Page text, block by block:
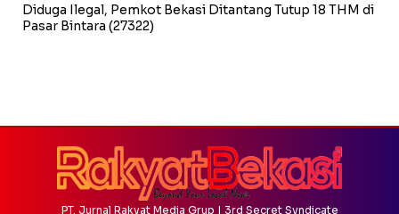
Diduga Ilegal, Pemkot Bekasi Ditantang Tutup 18 THM di
Pasar Bintara (27322)
PT. Jurnal Rakyat Media Grup | 3rd Secret Syndicate